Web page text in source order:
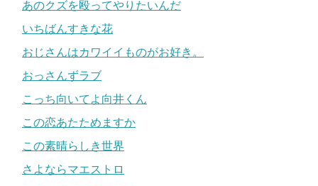
あのクズを殴ってやりたいんだ
いちばんすきな花
おじさんはカワイイものがお好き。
おっさんずラブ
こっち向いてよ向井くん
この恋あたためますか
この素晴らしき世界
さよならマエストロ